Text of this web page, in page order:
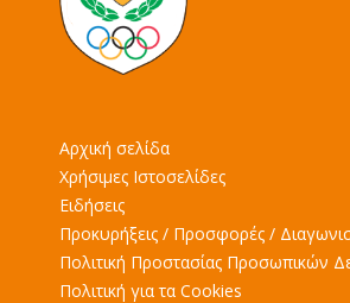
Αρχική σελίδα
Χρήσιμες Ιστοσελίδες
Ειδήσεις
Προκυρήξεις / Προσφορές /
Πολιτική Προστασίας Προσωπικών
Πολιτική για τα Cookies